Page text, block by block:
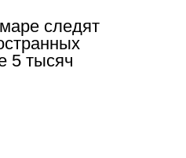
следят
5 тысяч